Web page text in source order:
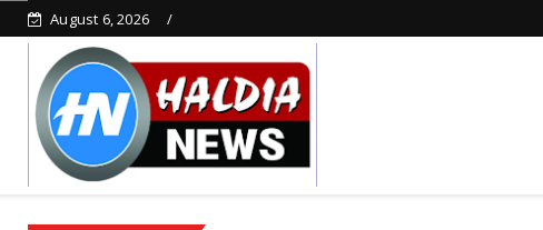
August 6, 2026